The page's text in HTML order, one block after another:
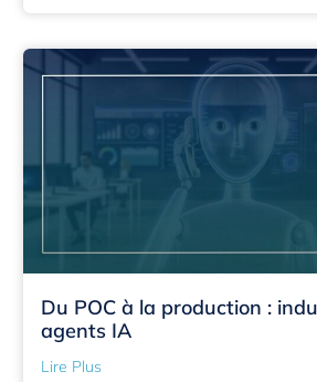
Du POC à la production :
agents IA
Lire Plus